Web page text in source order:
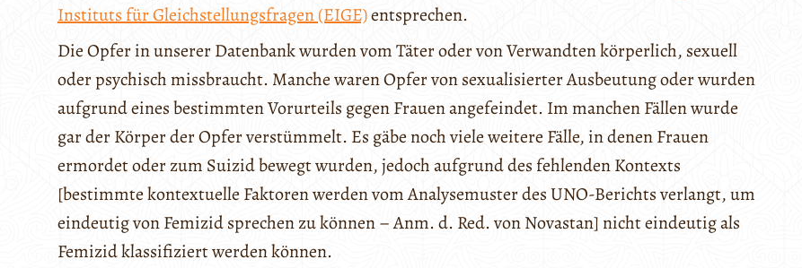
Instituts für Gleichstellungsfragen (EIGE)entsprechen.
Die Opfer in unserer Datenbank wurden vom Täter oder von Verwandten körperlich, sexuell
oder psychisch missbraucht. Manche waren Opfer von sexualisierter Ausbeutung oder wurden
aufgrund eines bestimmten Vorurteils gegen Frauen angefeindet. Im manchen Fällen wurde
gar der Körper der Opfer verstümmelt. Es gäbe noch viele weitere Fälle, in denen Frauen
ermordet oder zum Suizid bewegt wurden, jedoch aufgrund des fehlenden Kontexts
[bestimmte kontextuelle Faktoren werden vom Analysemuster des UNO-Berichts verlangt, um
eindeutig von Femizid sprechen zu können – Anm. d. Red. von Novastan] nicht eindeutig als
Femizid klassifiziert werden können.